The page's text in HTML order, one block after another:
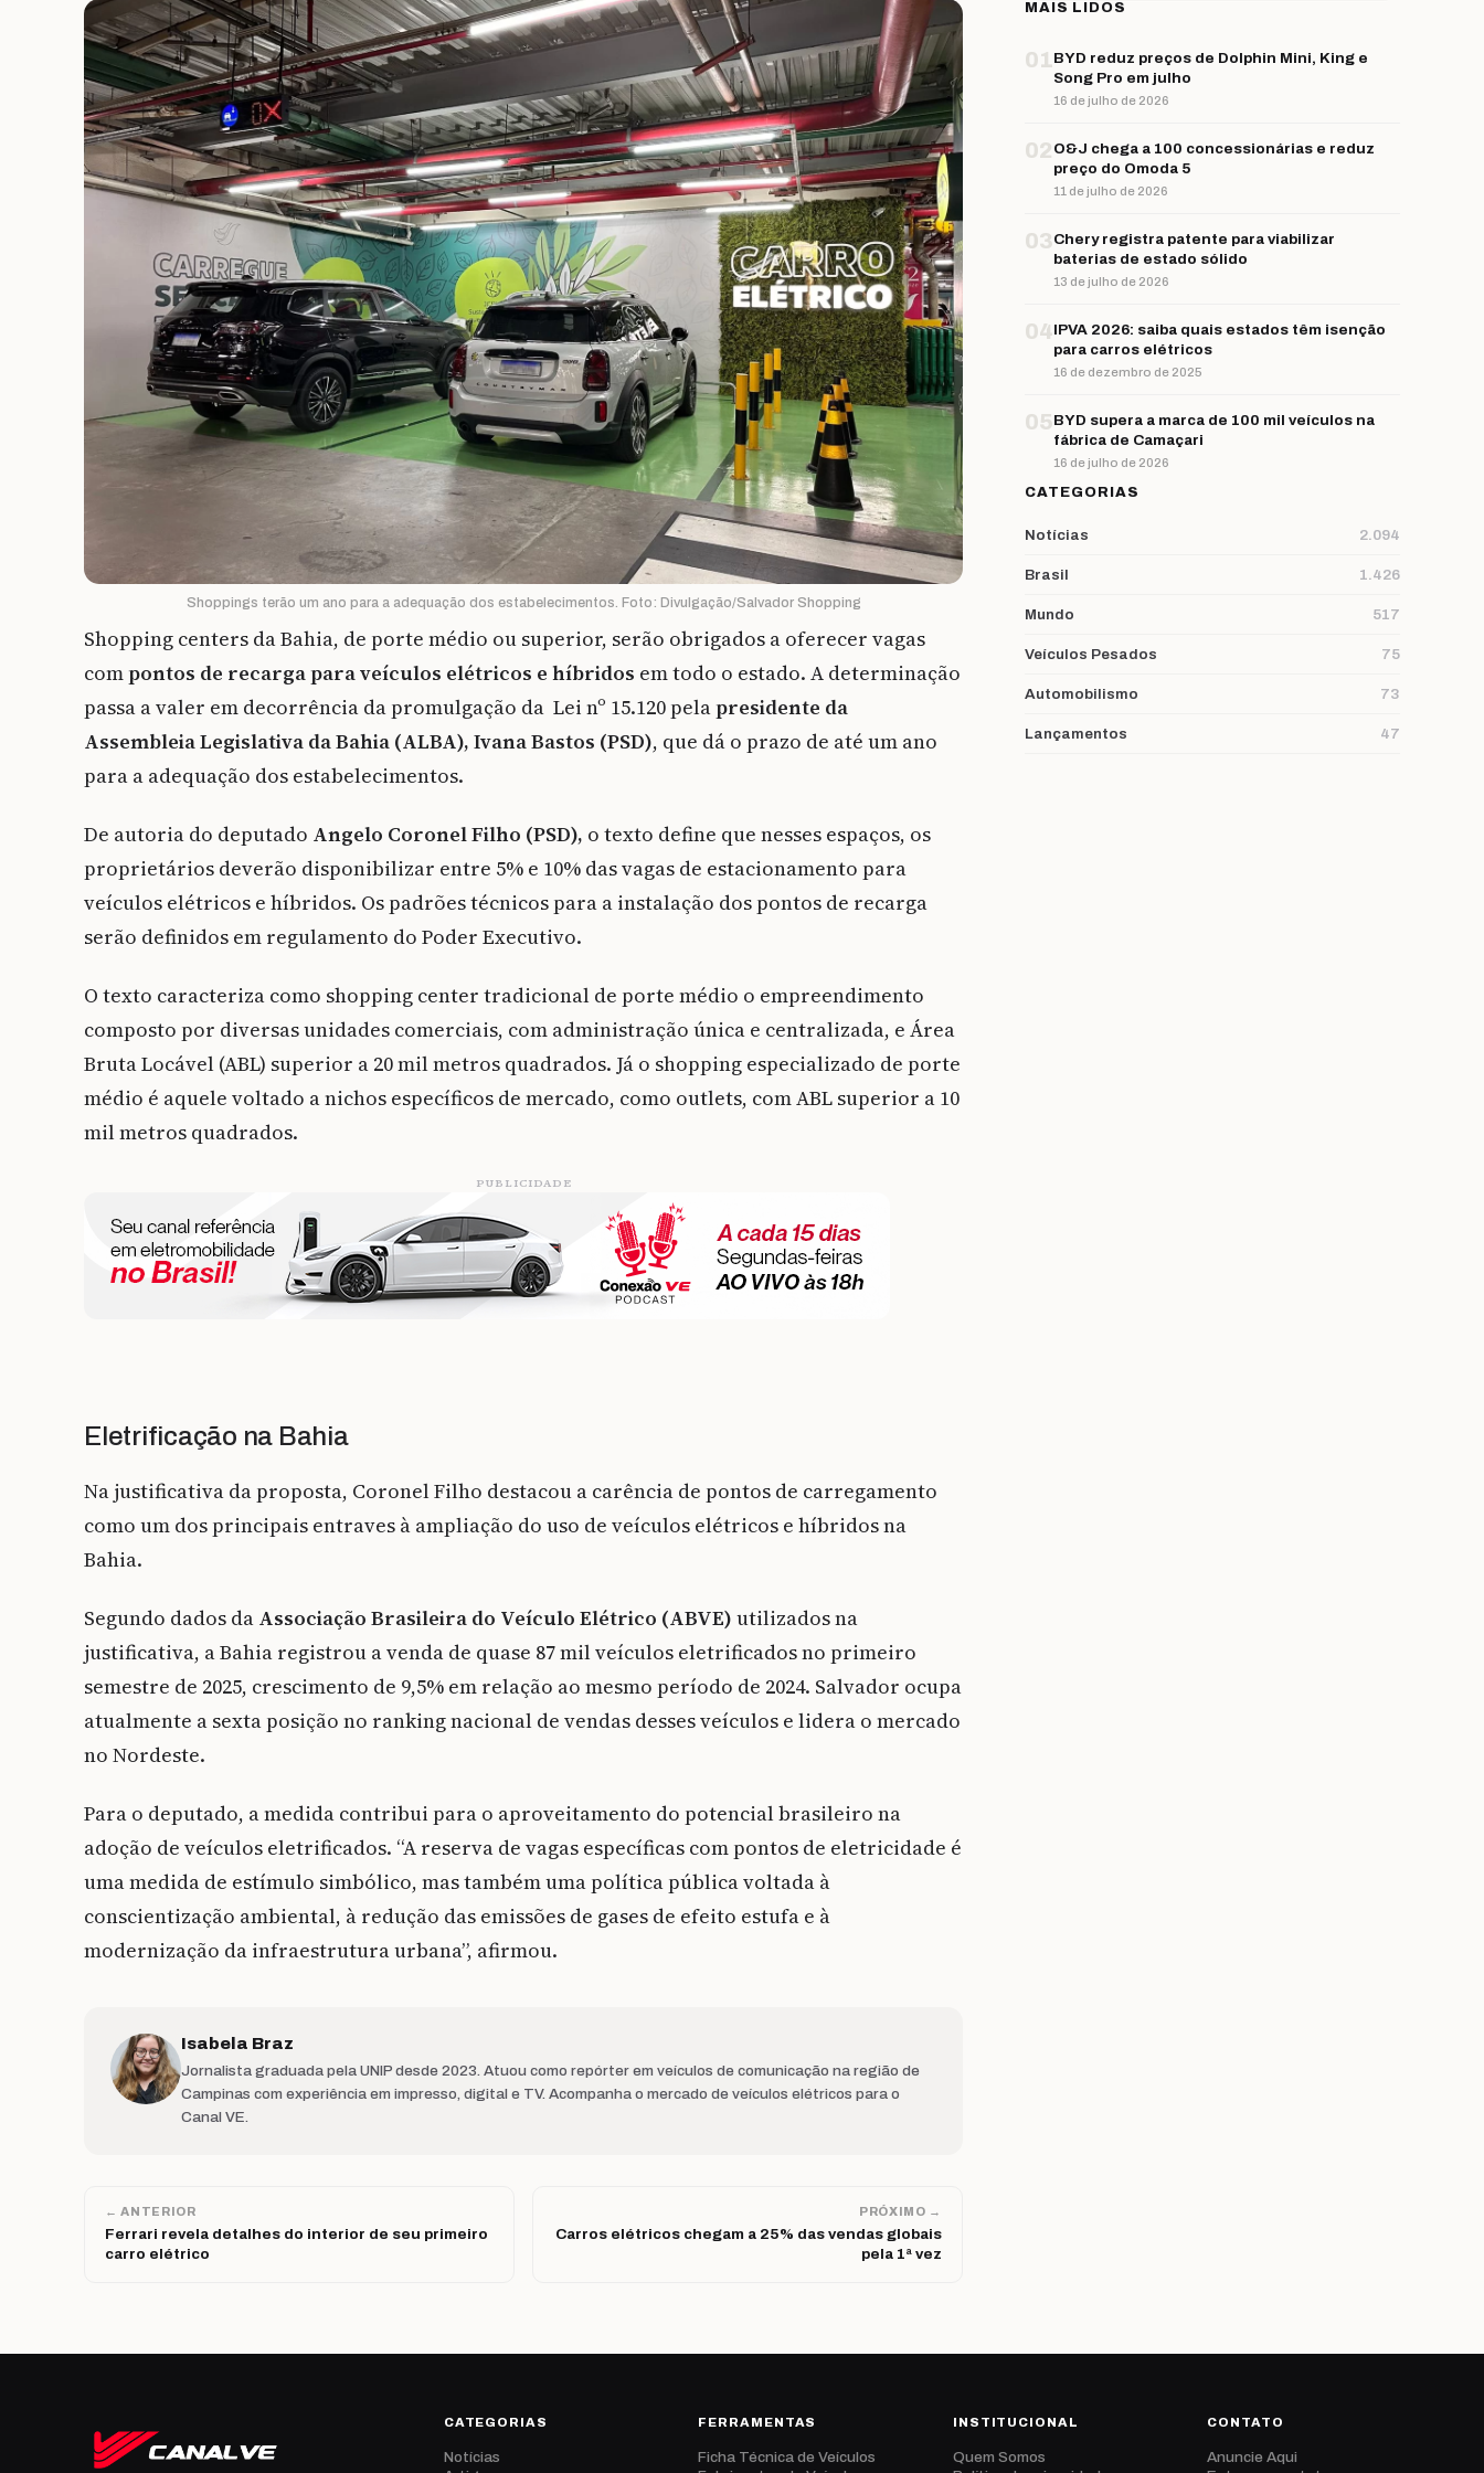
Shoppings terão um ano para a adequação dos estabelecimentos. Foto: Divulgação/Salvador Shopping
Shopping centers da Bahia, de porte médio ou superior, serão obrigados a oferecer vagas
compontos de recarga para veículos elétricos e híbridos em todo o estado. A determinação
passa a valer em decorrência da promulgação da Lei nº 15.120 pelapresidente da
Assembleia Legislativa da Bahia (ALBA), Ivana Bastos (PSD), que dá o prazo de até um ano
para a adequação dos estabelecimentos.
De autoria do deputado Angelo Coronel Filho (PSD), o texto define que nesses espaços, os
proprietários deverão disponibilizar entre 5% e 10% das vagas de estacionamento para
veículos elétricos e híbridos. Os padrões técnicos para a instalação dos pontos de recarga
serão definidos em regulamento do Poder Executivo.
O texto caracteriza como shopping center tradicional de porte médio o empreendimento
composto por diversas unidades comerciais, com administração única e centralizada, e Área
Bruta Locável (ABL) superior a 20 mil metros quadrados. Já o shopping especializado de porte
médio é aquele voltado a nichos específicos de mercado, como outlets, com ABL superior a 10
mil metros quadrados.
PUBLICIDADE
Eletrificação na Bahia
Na justificativa da proposta, Coronel Filho destacou a carência de pontos de carregamento
como um dos principais entraves à ampliação do uso de veículos elétricos e híbridos na
Bahia.
Segundo dados da Associação Brasileira do Veículo Elétrico (ABVE) utilizados na
justificativa, a Bahia registrou a venda de quase 87 mil veículos eletrificados no primeiro
semestre de 2025, crescimento de 9,5% em relação ao mesmo período de 2024. Salvador ocupa
atualmente a sexta posição no ranking nacional de vendas desses veículos e lidera o mercado
no Nordeste.
Para o deputado, a medida contribui para o aproveitamento do potencial brasileiro na
adoção de veículos eletrificados. “A reserva de vagas específicas com pontos de eletricidade é
uma medida de estímulo simbólico, mas também uma política pública voltada à
conscientização ambiental, à redução das emissões de gases de efeito estufa e à
modernização da infraestrutura urbana”, afirmou.
Isabela Braz
Jornalista graduada pela UNIP desde 2023. Atuou como repórter em veículos de comunicação na região de
Campinas com experiência em impresso, digital e TV. Acompanha o mercado de veículos elétricos para o
Canal VE.
← ANTERIOR
Ferrari revela detalhes do interior de seu primeiro
carro elétrico
PRÓXIMO →
Carros elétricos chegam a 25% das vendas globais
pela 1ª vez
MAIS LIDOS
01BYD reduz preços de Dolphin Mini, King e
Song Pro em julho
16 de julho de 2026
02 O&J chega a 100 concessionárias e reduz
preço do Omoda 5
11 de julho de 2026
03Chery registra patente para viabilizar
baterias de estado sólido
13 de julho de 2026
04IPVA 2026: saiba quais estados têm isenção
para carros elétricos
16 de dezembro de 2025
05BYD supera a marca de 100 mil veículos na
fábrica de Camaçari
16 de julho de 2026
CATEGORIAS
Notícias 2.094
Brasil 1.426
Mundo 517
Veículos Pesados 75
Automobilismo 73
Lançamentos 47
CATEGORIAS
Notícias
FERRAMENTAS
Ficha Técnica de Veículos
INSTITUCIONAL
Quem Somos
CONTATO
Anuncie Aqui